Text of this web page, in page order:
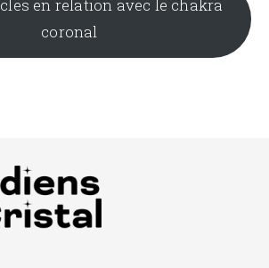
en relation avec le chakra
coronal